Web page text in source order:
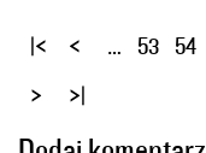
S
o
… 53 54